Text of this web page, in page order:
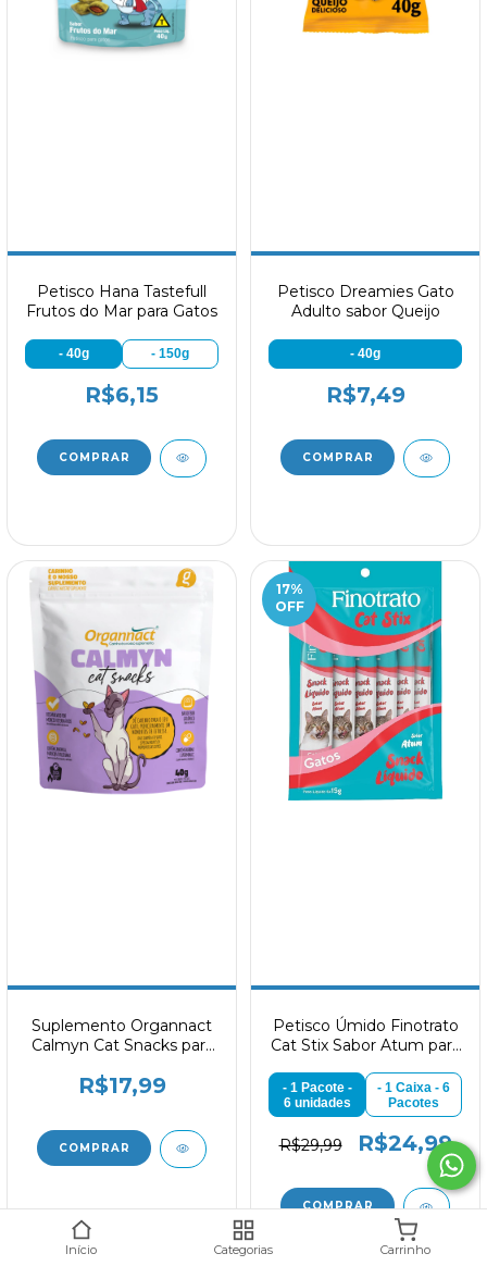
Ao navegar por este site você aceita o uso de cookies
agilizar a sua experiência de compra.
ENTENDI
Petisco Hana Tastefull
Frutos do Mar para Gatos
- 40g - 150g
R$6,15
Petisco Dreamies Gato
Adulto sabor Queijo
- 40g
R$7,49
Suplemento Organnact
Calmyn Cat Snacks para
R$17,99
17%
OFF
Petisco Úmido Finotrato
Cat Stix Sabor Atum para
- 1 Pacote -
6 unidades
- 1 Caixa - 6
Pacotes
R$29,99 R$24,99
Início Categorias Carrinho